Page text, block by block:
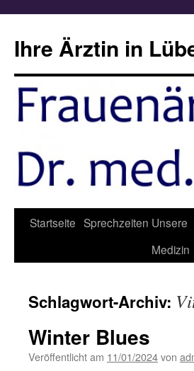
springen
Ihre Ärztin in
Startseite Sprechzeiten Unsere
Medizin
Schlagwort-Archiv:
Winter Blues
Veröffentlicht am 11/01/2024von